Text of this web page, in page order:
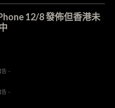
12/8 發佈但香港未
告 -
告 -